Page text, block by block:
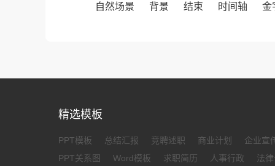
自然场景
背景 结束 时间轴 金
精选模板
PPT模板 总结汇报 竞聘述职 商业计划
企业宣
PPT关系图
Word模板 求职简历 人事行政
法